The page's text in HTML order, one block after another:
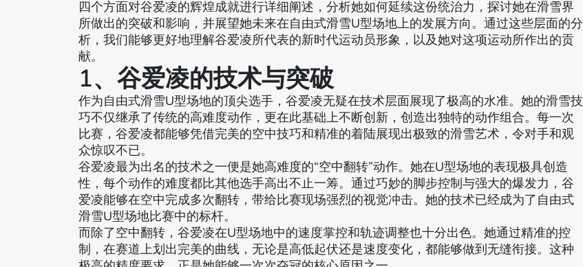
四个方面对谷爱凌的辉煌成就进行详细阐述，分析她如何延续这份统治力，探讨她在滑雪界
所做出的突破和影响，并展望她未来在自由式滑雪U型场地上的发展方向。通过这些层面的分
析，我们能够更好地理解谷爱凌所代表的新时代运动员形象，以及她对这项运动所作出的贡
献。
1、谷爱凌的技术与突破
作为自由式滑雪U型场地的顶尖选手，谷爱凌无疑在技术层面展现了极高的水准。她的滑雪技
巧不仅继承了传统的高难度动作，更在此基础上不断创新，创造出独特的动作组合。每一次
比赛，谷爱凌都能够凭借完美的空中技巧和精准的着陆展现出极致的滑雪艺术，令对手和观
众惊叹不已。
谷爱凌最为出名的技术之一便是她高难度的“空中翻转”动作。她在U型场地的表现极具创造
性，每个动作的难度都比其他选手高出不止一筹。通过巧妙的脚步控制与强大的爆发力，谷
爱凌能够在空中完成多次翻转，带给比赛现场强烈的视觉冲击。她的技术已经成为了自由式
滑雪U型场地比赛中的标杆。
而除了空中翻转，谷爱凌在U型场地中的速度掌控和轨迹调整也十分出色。她通过精准的控
制，在赛道上划出完美的曲线，无论是高低起伏还是速度变化，都能够做到无缝衔接。这种